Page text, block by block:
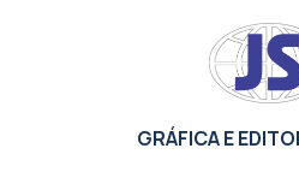
GRÁFICA E